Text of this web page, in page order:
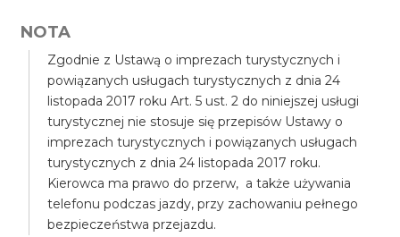
NOTA
Zgodnie z Ustawą o imprezach turystycznych i
powiązanych usługach turystycznych z dnia 24
listopada 2017 roku Art. 5 ust. 2 do niniejszej usługi
turystycznej nie stosuje się przepisów Ustawy o
imprezach turystycznych i powiązanych usługach
turystycznych z dnia 24 listopada 2017 roku.
Kierowca ma prawo do przerw, a także używania
telefonu podczas jazdy, przy zachowaniu pełnego
bezpieczeństwa przejazdu.